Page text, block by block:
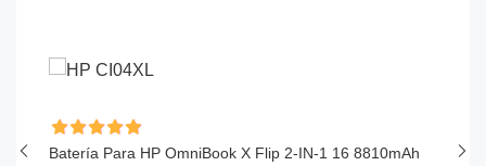
Batería Para HP OmniBook X Flip 2-IN-1 16 8810mAh